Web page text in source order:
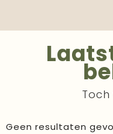
Geen resultaten